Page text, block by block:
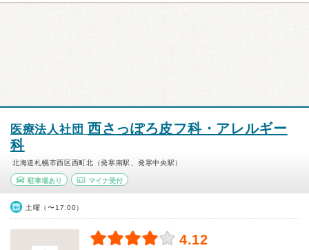
医療法人社団 西さっぽろ皮フ科・アレルギー
科
北海道札幌市西区西町北（発寒南駅、発寒中央駅）
駐車場あり マイナ受付
土曜（〜17:00）
4.12